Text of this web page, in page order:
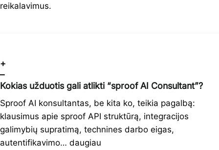
reikalavimus.
+
–
Kokias užduotis gali atlikti “sproof AI Consultant”?
Sproof AI konsultantas, be kita ko, teikia pagalbą:
klausimus apie sproof API struktūrą, integracijos
galimybių supratimą, technines darbo eigas,
autentifikavimo… daugiau